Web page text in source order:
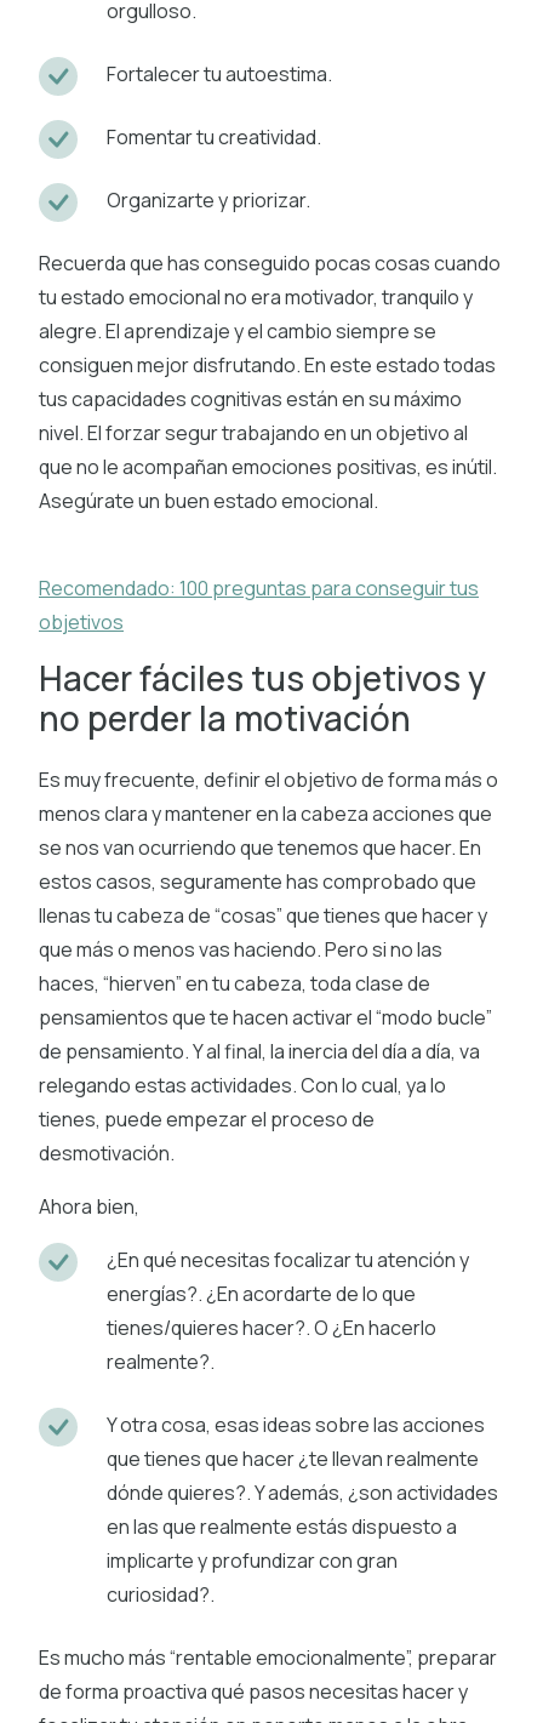
orgulloso.
Fortalecer tu autoestima.
Fomentar tu creatividad.
Organizarte y priorizar.
Recuerda que has conseguido pocas cosas cuando
tu estado emocional no era motivador, tranquilo y
alegre. El aprendizaje y el cambio siempre se
consiguen mejor disfrutando. En este estado todas
tus capacidades cognitivas están en su máximo
nivel. El forzar segur trabajando en un objetivo al
que no le acompañan emociones positivas, es inútil.
Asegúrate un buen estado emocional.
Recomendado: 100 preguntas para conseguir tus
objetivos
Hacer fáciles tus objetivos y
no perder la motivación
Es muy frecuente, definir el objetivo de forma más o
menos clara y mantener en la cabeza acciones que
se nos van ocurriendo que tenemos que hacer. En
estos casos, seguramente has comprobado que
llenas tu cabeza de “cosas” que tienes que hacer y
que más o menos vas haciendo. Pero si no las
haces, “hierven” en tu cabeza, toda clase de
pensamientos que te hacen activar el “modo bucle”
de pensamiento. Y al final, la inercia del día a día, va
relegando estas actividades. Con lo cual, ya lo
tienes, puede empezar el proceso de
desmotivación.
Ahora bien,
¿En qué necesitas focalizar tu atención y
energías?. ¿En acordarte de lo que
tienes/quieres hacer?. O ¿En hacerlo
realmente?.
Y otra cosa, esas ideas sobre las acciones
que tienes que hacer ¿te llevan realmente
dónde quieres?. Y además, ¿son actividades
en las que realmente estás dispuesto a
implicarte y profundizar con gran
curiosidad?.
Es mucho más “rentable emocionalmente”, preparar
de forma proactiva qué pasos necesitas hacer y